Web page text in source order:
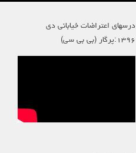
درسهای اعتراضات خیابانی دی
۱۳۹۶:پرگار (بی بی سی)